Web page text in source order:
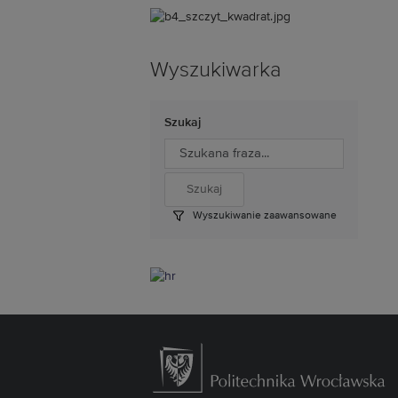
Wyszukiwarka
Szukaj
Wyszukiwanie zaawansowane